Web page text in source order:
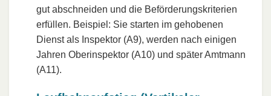
gut abschneiden und die Beförderungskriterien
erfüllen. Beispiel: Sie starten im gehobenen
Dienst als Inspektor (A9), werden nach einigen
Jahren Oberinspektor (A10) und später Amtmann
(A11).